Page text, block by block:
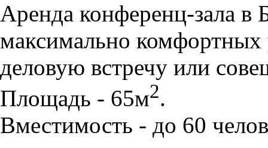
Аренда конференц-зала в
максимально комфортных
деловую встречу или
Площадь - 65м2.
Вместимость - до 60